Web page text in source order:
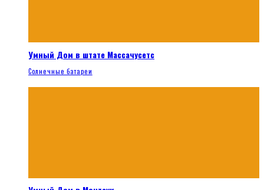
Умный Дом в штате Массачусетс
Солнечные батареи